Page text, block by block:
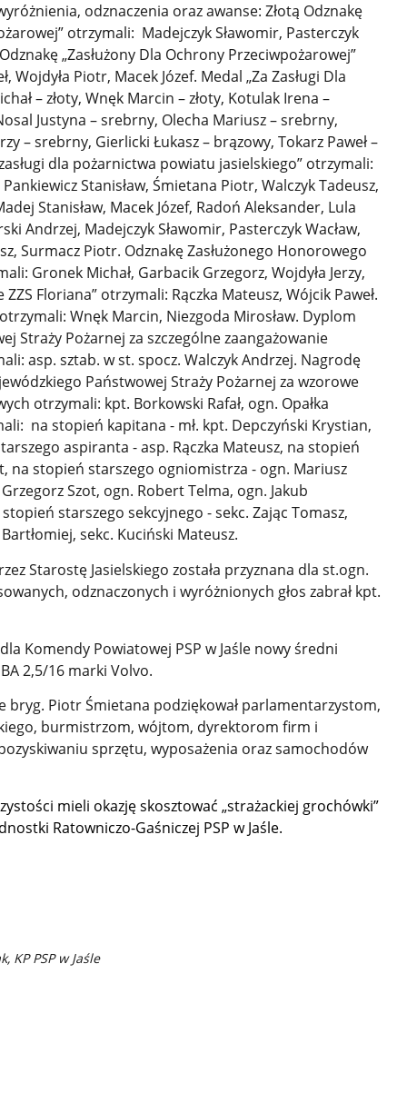
odznaczenia oraz awanse: Złotą Odznakę
otrzymali: Madejczyk Sławomir, Pasterczyk
„Zasłużony Dla Ochrony Przeciwpożarowej”
Wojdyła Piotr, Macek Józef. Medal „Za Zasługi Dla
– złoty, Wnęk Marcin – złoty, Kotulak Irena –
Justyna – srebrny, Olecha Mariusz – srebrny,
– srebrny, Gierlicki Łukasz – brązowy, Tokarz Paweł –
dla pożarnictwa powiatu jasielskiego” otrzymali:
Stanisław, Śmietana Piotr, Walczyk Tadeusz,
Stanisław, Macek Józef, Radoń Aleksander, Lula
Andrzej, Madejczyk Sławomir, Pasterczyk Wacław,
Surmacz Piotr. Odznakę Zasłużonego Honorowego
Gronek Michał, Garbacik Grzegorz, Wojdyła Jerzy,
ZZS Floriana” otrzymali: Rączka Mateusz, Wójcik Paweł.
otrzymali: Wnęk Marcin, Niezgoda Mirosław. Dyplom
Straży Pożarnej za szczególne zaangażowanie
asp. sztab. w st. spocz. Walczyk Andrzej. Nagrodę
Państwowej Straży Pożarnej za wzorowe
otrzymali: kpt. Borkowski Rafał, ogn. Opałka
na stopień kapitana - mł. kpt. Depczyński Krystian,
aspiranta - asp. Rączka Mateusz, na stopień
na stopień starszego ogniomistrza - ogn. Mariusz
Szot, ogn. Robert Telma, ogn. Jakub
starszego sekcyjnego - sekc. Zając Tomasz,
sekc. Kuciński Mateusz.
Starostę Jasielskiego została przyznana dla st.ogn.
odznaczonych i wyróżnionych głos zabrał kpt.
Komendy Powiatowej PSP w Jaśle nowy średni
2,5/16 marki Volvo.
bryg. Piotr Śmietana podziękował parlamentarzystom,
burmistrzom, wójtom, dyrektorom firm i
sprzętu, wyposażenia oraz samochodów
mieli okazję skosztować „strażackiej grochówki”
Ratowniczo-Gaśniczej PSP w Jaśle.
KP PSP w Jaśle